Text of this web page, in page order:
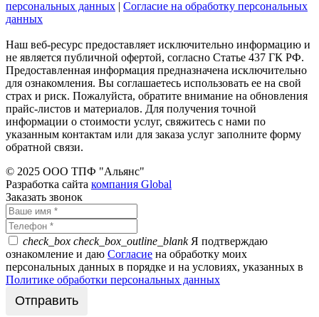
персональных данных
Согласие на обработку персональных
данных
Наш веб-ресурс предоставляет исключительно информацию и
не является публичной офертой, согласно Статье 437 ГК РФ.
Предоставленная информация предназначена исключительно
для ознакомления. Вы соглашаетесь использовать ее на свой
страх и риск. Пожалуйста, обратите внимание на обновления
прайс-листов и материалов. Для получения точной
информации о стоимости услуг, свяжитесь с нами по
указанным контактам или для заказа услуг заполните форму
обратной связи.
© 2025 ООО ТПФ "Альянс"
Разработка сайта компания Global
Заказать звонок
check_box check_box_outline_blankЯ подтверждаю
ознакомление и даю Согласие на обработку моих
персональных данных в порядке и на условиях, указанных в
Политике обработки персональных данных